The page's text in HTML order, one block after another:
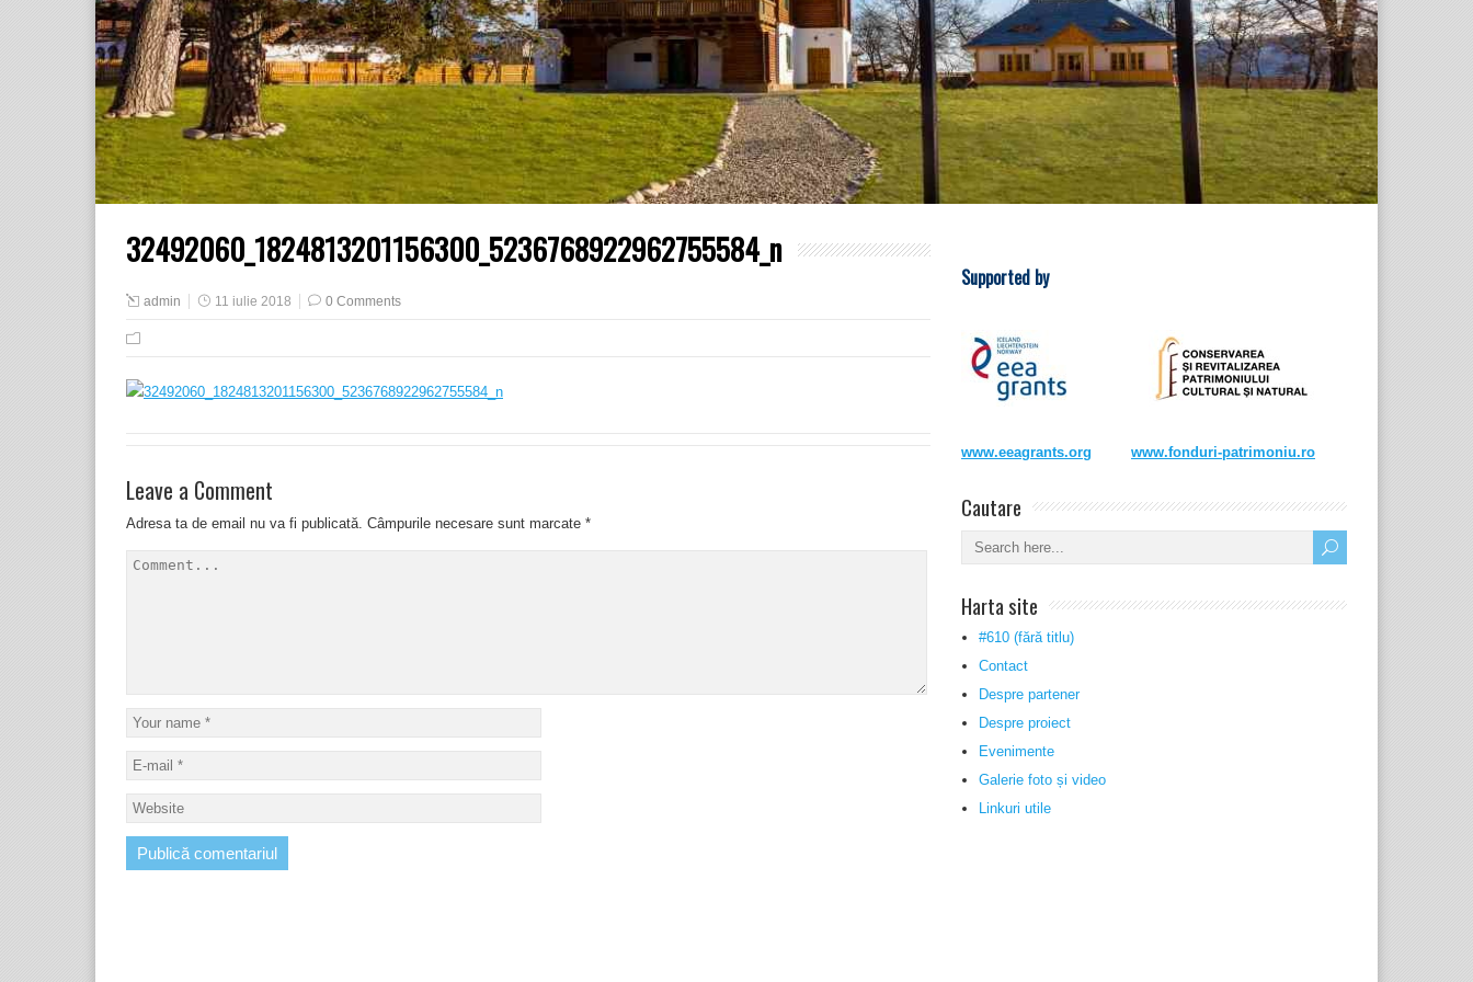
32492060_1824813201156300_5236768922962755584_n
admin 11 iulie 2018 0 Comments
Leave a Comment
Adresa ta de email nu va fi publicată. Câmpurile necesare sunt marcate *
Supported by
www.eeagrants.org www.fonduri-patrimoniu.ro
Cautare
Harta site
#610 (fără titlu)
Contact
Despre partener
Despre proiect
Evenimente
Galerie foto și video
Linkuri utile